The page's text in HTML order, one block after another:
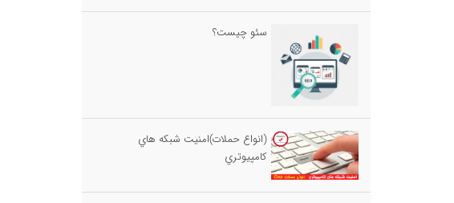
سئو چیست؟
(انواع حملات)امنيت شبكه هاي
كامپيوتري